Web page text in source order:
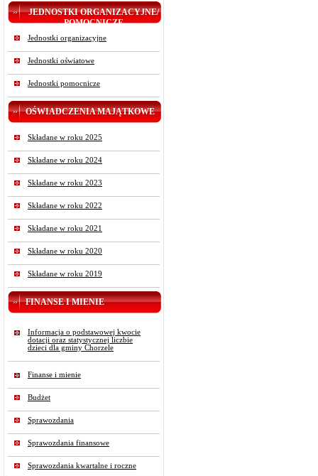
JEDNOSTKI ORGANIZACYJNE/
POMOCNICZE
Jednostki organizacyjne
Jednostki oświatowe
Jednostki pomocnicze
OŚWIADCZENIA MAJĄTKOWE
Składane w roku 2025
Składane w roku 2024
Składane w roku 2023
Składane w roku 2022
Składane w roku 2021
Składane w roku 2020
Składane w roku 2019
FINANSE I MIENIE
Informacja o podstawowej kwocie
dotacji oraz statystycznej liczbie
dzieci dla gminy Chorzele
Finanse i mienie
Budżet
Sprawozdania
Sprawozdania finansowe
Sprawozdania kwartalne i roczne